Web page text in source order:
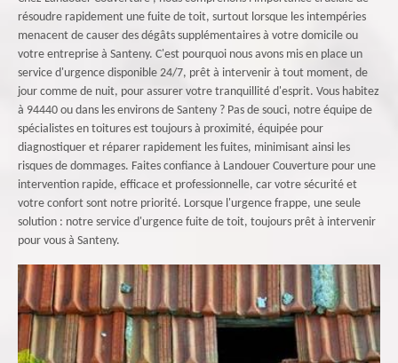
résoudre rapidement une fuite de toit, surtout lorsque les intempéries
menacent de causer des dégâts supplémentaires à votre domicile ou
votre entreprise à Santeny. C'est pourquoi nous avons mis en place un
service d'urgence disponible 24/7, prêt à intervenir à tout moment, de
jour comme de nuit, pour assurer votre tranquillité d'esprit. Vous habitez
à 94440 ou dans les environs de Santeny ? Pas de souci, notre équipe de
spécialistes en toitures est toujours à proximité, équipée pour
diagnostiquer et réparer rapidement les fuites, minimisant ainsi les
risques de dommages. Faites confiance à Landouer Couverture pour une
intervention rapide, efficace et professionnelle, car votre sécurité et
votre confort sont notre priorité. Lorsque l'urgence frappe, une seule
solution : notre service d'urgence fuite de toit, toujours prêt à intervenir
pour vous à Santeny.